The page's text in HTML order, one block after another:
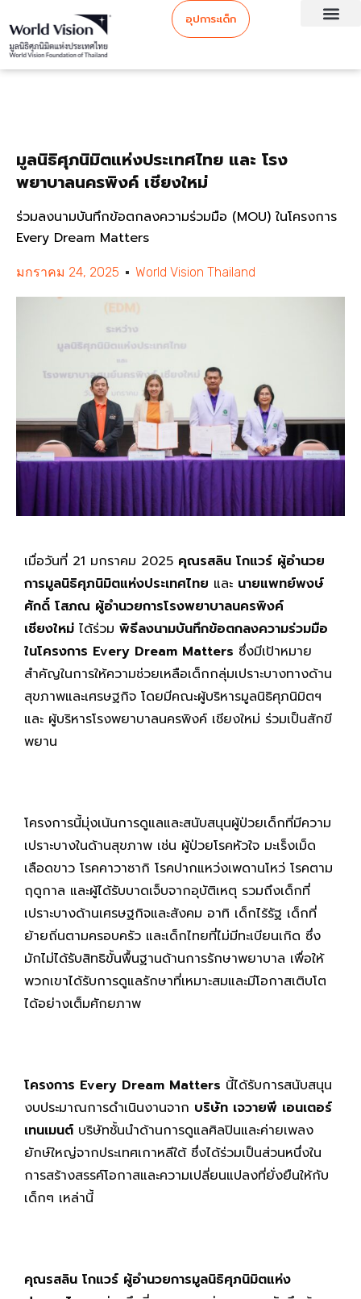
อุปการะเด็ก
มูลนิธิศุภนิมิตแห่งประเทศไทย และ โรง
พยาบาลนครพิงค์ เชียงใหม่
ร่วมลงนามบันทึกข้อตกลงความร่วมมือ (MOU) ในโครงการ
Every Dream Matters
มกราคม 24, 2025 World Vision Thailand
เมื่อวันที่ 21 มกราคม 2025 คุณรสลิน โกแวร์ ผู้อำนวย
การมูลนิธิศุภนิมิตแห่งประเทศไทย และ นายแพทย์พงษ์
ศักดิ์ โสภณ ผู้อำนวยการโรงพยาบาลนครพิงค์
เชียงใหม่ ได้ร่วม พิธีลงนามบันทึกข้อตกลงความร่วมมือ
ในโครงการ Every Dream Matters ซึ่งมีเป้าหมาย
สำคัญในการให้ความช่วยเหลือเด็กกลุ่มเปราะบางทางด้าน
สุขภาพและเศรษฐกิจ โดยมีคณะผู้บริหารมูลนิธิศุภนิมิตฯ
และ ผู้บริหารโรงพยาบาลนครพิงค์ เชียงใหม่ ร่วมเป็นสักขี
พยาน
โครงการนี้มุ่งเน้นการดูแลและสนับสนุนผู้ป่วยเด็กที่มีความ
เปราะบางในด้านสุขภาพ เช่น ผู้ป่วยโรคหัวใจ มะเร็งเม็ด
เลือดขาว โรคคาวาซากิ โรคปากแหว่งเพดานโหว่ โรคตาม
ฤดูกาล และผู้ได้รับบาดเจ็บจากอุบัติเหตุ รวมถึงเด็กที่
เปราะบางด้านเศรษฐกิจและสังคม อาทิ เด็กไร้รัฐ เด็กที่
ย้ายถิ่นตามครอบครัว และเด็กไทยที่ไม่มีทะเบียนเกิด ซึ่ง
มักไม่ได้รับสิทธิขั้นพื้นฐานด้านการรักษาพยาบาล เพื่อให้
พวกเขาได้รับการดูแลรักษาที่เหมาะสมและมีโอกาสเติบโต
ได้อย่างเต็มศักยภาพ
โครงการ Every Dream Matters นี้ได้รับการสนับสนุน
งบประมาณการดำเนินงานจาก บริษัท เจวายพี เอนเตอร์
เทนเมนต์ บริษัทชั้นนำด้านการดูแลศิลปินและค่ายเพลง
ยักษ์ใหญ่จากประเทศเกาหลีใต้ ซึ่งได้ร่วมเป็นส่วนหนึ่งใน
การสร้างสรรค์โอกาสและความเปลี่ยนแปลงที่ยั่งยืนให้กับ
เด็กๆ เหล่านี้
คุณรสลิน โกแวร์ ผู้อำนวยการมูลนิธิศุภนิมิตแห่ง